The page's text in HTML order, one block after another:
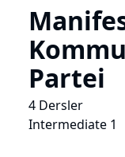
Partei
4 Dersler
Intermediate 1